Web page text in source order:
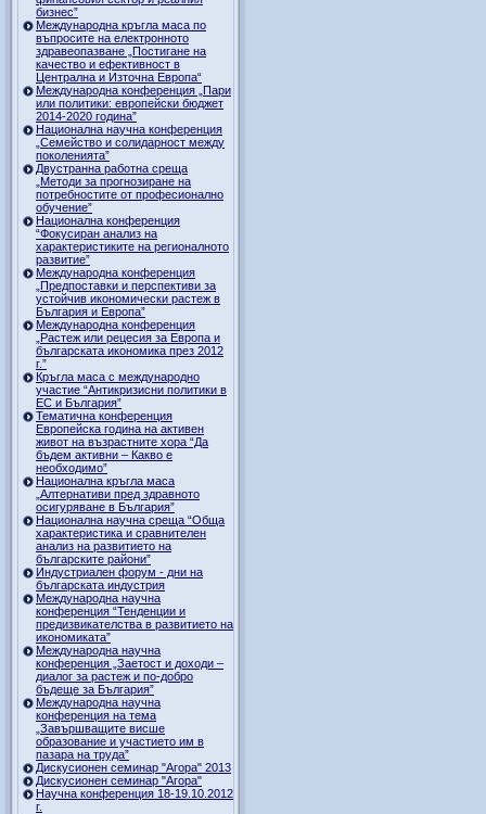
бизнес”
Международна кръгла маса по
въпросите на електронното
здравеопазване „Постигане на
качество и ефективност в
Централна и Източна Европа“
Международна конференция „Пари
или политики: европейски бюджет
2014-2020 година”
Национална научна конференция
„Семейство и солидарност между
поколенията”
Двустранна работна среща
„Методи за прогнозиране на
потребностите от професионално
обучение”
Национална конференция
“Фокусиран анализ на
характеристиките на регионалното
развитие”
Международна конференция
„Предпоставки и перспективи за
устойчив икономически растеж в
България и Европа”
Международна конференция
„Растеж или рецесия за Европа и
българската икономика през 2012
г.”
Кръгла маса с международно
участие “Антикризисни политики в
ЕС и България”
Тематична конференция
Европейска година на активен
живот на възрастните хора “Да
бъдем активни – Какво е
необходимо”
Национална кръгла маса
„Алтернативи пред здравното
осигуряване в България”
Национална научна среща “Обща
характеристика и сравнителен
анализ на развитието на
българските райони”
Индустриален форум - дни на
българската индустрия
Международна научна
конференция “Тенденции и
предизвикателства в развитието на
икономиката”
Международна научна
конференция „Заетост и доходи –
диалог за растеж и по-добро
бъдеще за България”
Международна научна
конференция на тема
„Завършващите висше
образование и участието им в
пазара на труда”
Дискусионен семинар "Агора" 2013
Дискусионен семинар "Агора"
Научна конференция 18-19.10.2012
г.